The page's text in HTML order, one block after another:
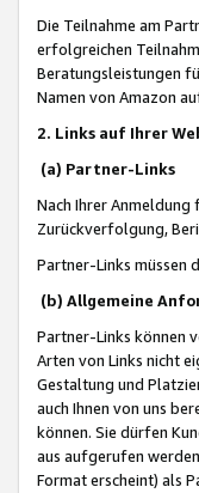
Die Teilnahme am
erfolgreichen
Beratungsleistungen
Namen von Amazon
2. Links auf Ihrer
(a) Partner-Links
Nach Ihrer
Zurückverfolgung,
Partner-Links müssen
(b) Allgemeine
Partner-Links können
Arten von Links nicht
Gestaltung und
auch Ihnen von uns
können. Sie dürfen
aus aufgerufen
Format erscheint) als